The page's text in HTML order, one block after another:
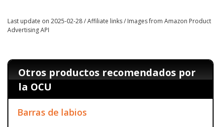
Last update on 2025-02-28 / Affiliate links / Images from Amazon Product
Advertising API
Otros productos recomendados por
la OCU
Barras de labios